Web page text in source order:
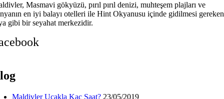
Masmavi gökyüzü, pırıl pırıl denizi, muhteşem plajları ve
en iyi balayı otelleri ile Hint Okyanusu içinde gidilmesi gereken
gibi bir seyahat merkezidir.
Maldivler Uçakla Kaç Saat? 23/05/2019